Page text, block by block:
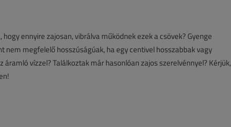
ennyire zajosan, vibrálva működnek ezek a csövek? Gyenge
nem megfelelő hosszúságúak, ha egy centivel hosszabbak vagy
vízzel? Találkoztak már hasonlóan zajos szerelvénnyel? Kérjük,